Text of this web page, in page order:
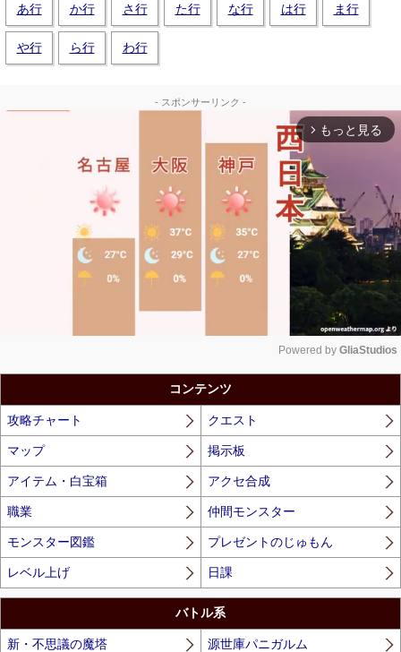
あ行 か行 さ行 た行 な行 は行 ま行
や行 ら行 わ行
- スポンサーリンク -
arrow_forward_ios もっと見る
Powered by GliaStudios
コンテンツ
攻略チャート クエスト
マップ 掲示板
アイテム・白宝箱 アクセ合成
職業 仲間モンスター
モンスター図鑑 プレゼントのじゅもん
レベル上げ 日課
バトル系
新・不思議の魔塔 源世庫パニガルム